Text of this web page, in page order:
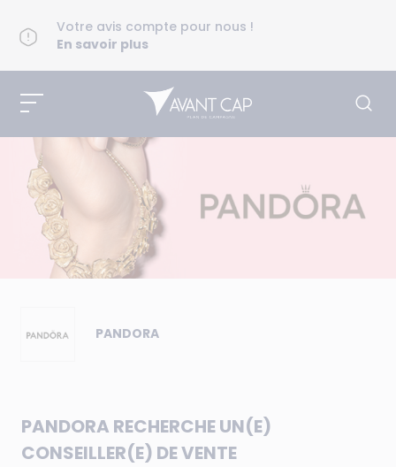
Votre avis compte pour nous !
En savoir plus
PANDORA
PANDORA RECHERCHE UN(E)
CONSEILLER(E) DE VENTE